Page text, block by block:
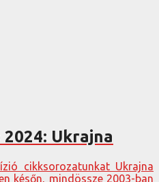
Ukrajna
cikksorozatunkat Ukrajna
későn, mindössze 2003-ban